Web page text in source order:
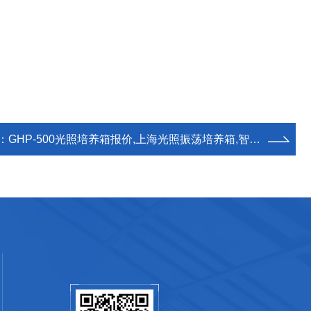
GHP-500光照培养箱报价,上海光照振荡培养箱,智能光照培养箱厂家